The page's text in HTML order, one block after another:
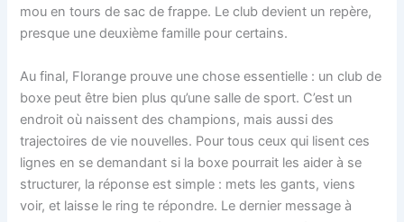
mou en tours de sac de frappe. Le club devient un repère,
presque une deuxième famille pour certains.
Au final, Florange prouve une chose essentielle : un club de
boxe peut être bien plus qu’une salle de sport. C’est un
endroit où naissent des champions, mais aussi des
trajectoires de vie nouvelles. Pour tous ceux qui lisent ces
lignes en se demandant si la boxe pourrait les aider à se
structurer, la réponse est simple : mets les gants, viens
voir, et laisse le ring te répondre. Le dernier message à